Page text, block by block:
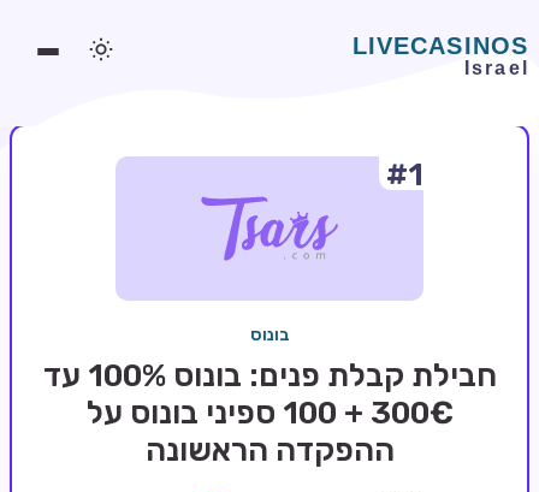
משחקים אונליין
בלאקג'ק אונליין
#1
בונוס
חבילת קבלת פנים: בונוס 100% עד
300€ + 100 ספיני בונוס על
ההפקדה הראשונה